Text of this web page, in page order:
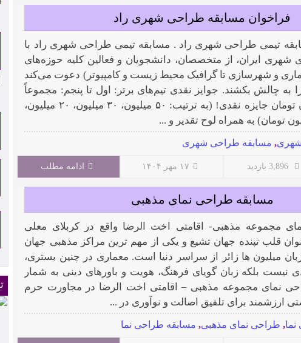
فراخوان مسابقه طراحی شهری راد
تیمی طراحی شهری راد . مسابقه تیمی طراحی شهری راد با
ایران، از متخصصان، دانشجویان و فعالین کلیه حوزه‌های
و شهرسازی تا گرافیک محیط زیست و کامپیوتر) دعوت می‌کند
به چالش بکشند. جوایز نقدی تیم‌های برتر: اول تا پنجم: مجموعاً
بیش از ۱۲۰ میلیون تومان جایزه نقدی! (به ترتیب: ۵۰ میلیون، ۳۰ میلیون، ۲۰ میلیون،
شهری, مسابقه طراحی شهری
3,896 بازدید ۱۷ مهر ۱۴۰۴ ادامه مطلب
مسابقه طراحی نمای مذهبی
مجموعه مذهبی- اقامتی اخت الرضا واقع در کربلای معلی
قلب تپنده جهان تشیع و یکی از مهم ترین مراکز مذهبی جهان
میلیون ها زائر از سراسر دنیا است. معماری در چنین بستری،
نیست بلکه زبان گویای فرهنگ، هویت و باورهای دینی به شمار
نمای مجموعه مذهبی – اقامتی اخت الرضا در مجاورت حرم
ارزشمند برای تلفیق اصالت و نوآوری در ...
, طراحی نمای مذهبی, مسابقه طراحی نما